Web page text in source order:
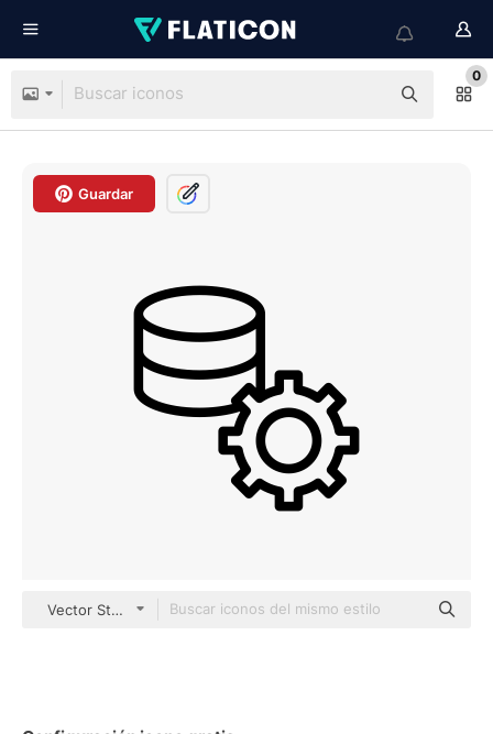
0
Guardar
Vector Stall Lineal